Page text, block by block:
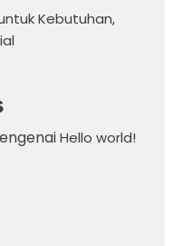
Kebutuhan,
Hello world!